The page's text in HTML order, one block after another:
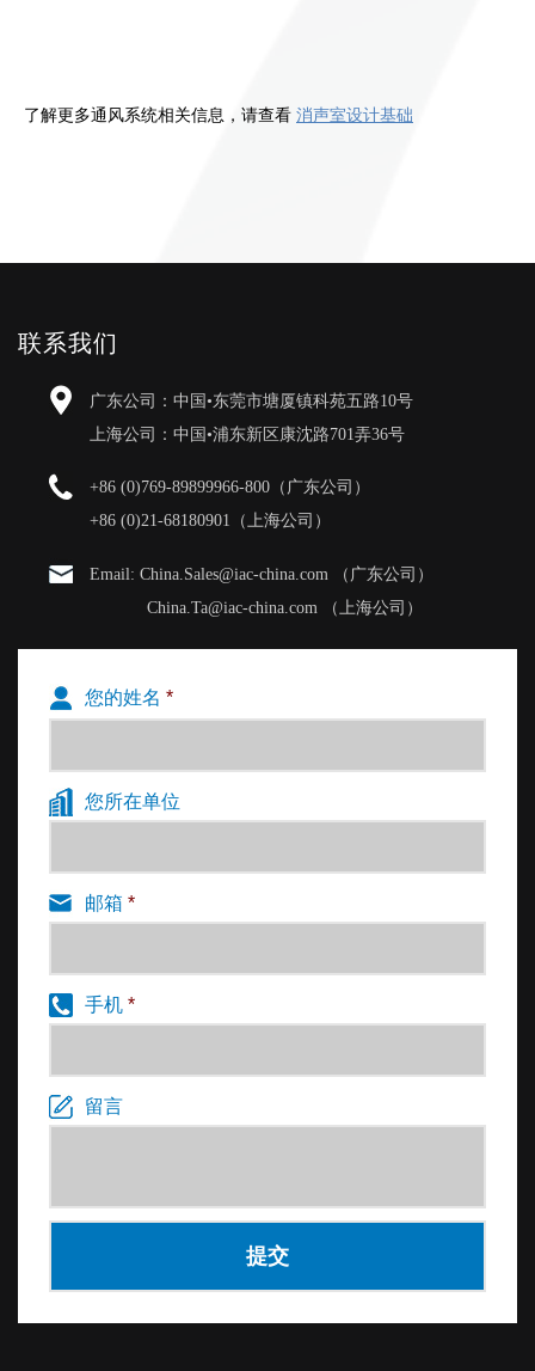
了解更多通风系统相关信息，请查看 消声室设计基础
联系我们
广东公司：中国•东莞市塘厦镇科苑五路10号
上海公司：中国•浦东新区康沈路701弄36号
+86 (0)769-89899966-800（广东公司）
+86 (0)21-68180901（上海公司）
Email: China.Sales@iac-china.com （广东公司）
China.Ta@iac-china.com （上海公司）
您的姓名 *
您所在单位
邮箱 *
手机 *
留言